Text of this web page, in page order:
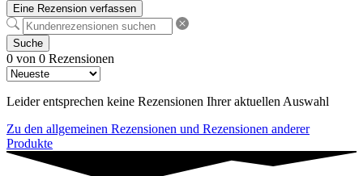
Eine Rezension verfassen
Suche
0 von 0 Rezensionen
Leider entsprechen keine Rezensionen Ihrer aktuellen Auswahl
Zu den allgemeinen Rezensionen und Rezensionen anderer
Produkte